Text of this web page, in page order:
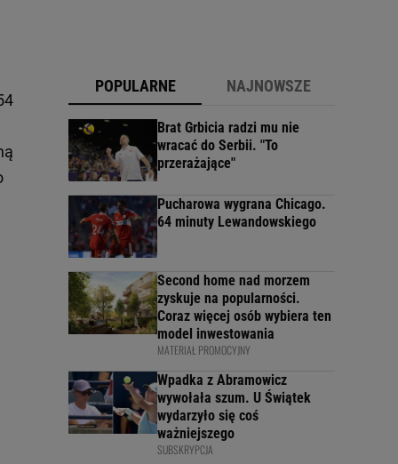
POPULARNE NAJNOWSZE
Brat Grbicia radzi mu nie
wracać do Serbii. "To
przerażające"
Pucharowa wygrana Chicago.
64 minuty Lewandowskiego
Second home nad morzem
zyskuje na popularności.
Coraz więcej osób wybiera ten
model inwestowania
MATERIAŁ PROMOCYJNY
Wpadka z Abramowicz
wywołała szum. U Świątek
wydarzyło się coś
ważniejszego
SUBSKRYPCJA